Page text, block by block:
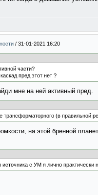
/ 31-01-2021 16:20
части?
пред этот нет ?
мне на ней активный пред.
трансформаторного (в правильной
на этой бренной
с УМ я лично практически